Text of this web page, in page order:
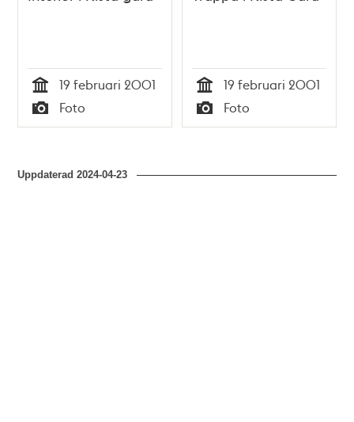
Tid
19 februari 2001
Typ
Foto Tid
19 februari 2001
Typ
Foto
Uppdaterad2024-04-23